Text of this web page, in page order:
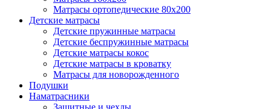
Матрасы ортопедические 80х200
Детские матрасы
Детские пружинные матрасы
Детские беспружинные матрасы
Детские матрасы кокос
Детские матрасы в кроватку
Матрасы для новорожденного
Подушки
Наматрасники
Защитные и чехлы